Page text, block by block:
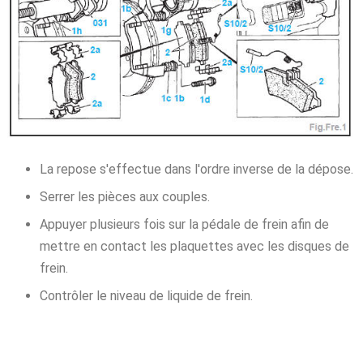
La repose s'effectue dans l'ordre inverse de la dépose.
Serrer les pièces aux couples.
Appuyer plusieurs fois sur la pédale de frein afin de
mettre en contact les plaquettes avec les disques de
frein.
Contrôler le niveau de liquide de frein.